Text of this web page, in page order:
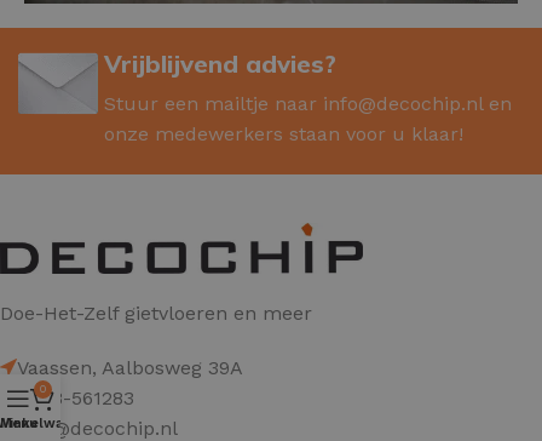
Vrijblijvend advies?
Stuur een mailtje naar info@decochip.nl en
onze medewerkers staan voor u klaar!
Doe-Het-Zelf gietvloeren en meer
Vaassen, Aalbosweg 39A
0578-561283
info@decochip.nl
Menu
0